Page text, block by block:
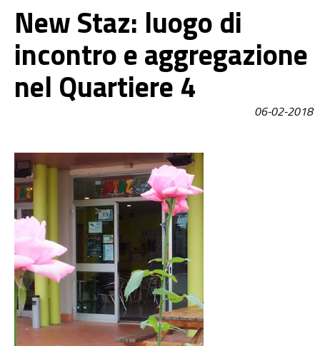
New Staz: luogo di
incontro e aggregazione
nel Quartiere 4
06-02-2018